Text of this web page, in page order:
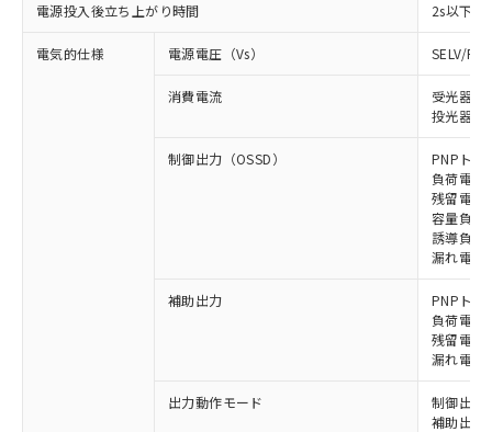
電源投入後立ち上がり時間 2s以下
電気的仕様 電源電圧（Vs） SELV/
消費電流
受光器:
投光器:
制御出力（OSSD）
PNPトラ
負荷電流
残留電圧
容量負荷
誘導負荷
漏れ電流
補助出力
PNPトラ
負荷電流
残留電圧
漏れ電流
出力動作モード
制御出力
補助出力